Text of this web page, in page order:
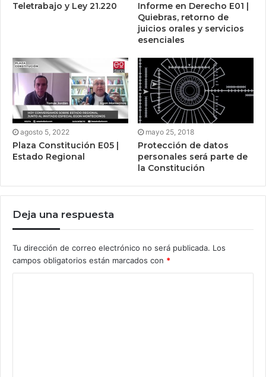
Teletrabajo y Ley 21.220
Informe en Derecho E01 |
Quiebras, retorno de
juicios orales y servicios
esenciales
agosto 5, 2022
Plaza Constitución E05 |
Estado Regional
mayo 25, 2018
Protección de datos
personales será parte de
la Constitución
Deja una respuesta
Tu dirección de correo electrónico no será publicada. Los
campos obligatorios están marcados con *